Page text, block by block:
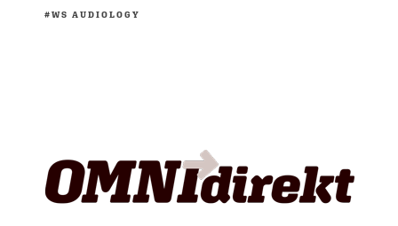
WS AUDIOLOGY